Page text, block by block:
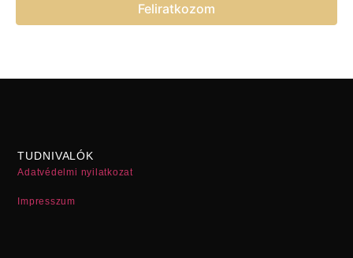
Feliratkozom
TUDNIVALÓK
Adatvédelmi nyilatkozat
Impresszum